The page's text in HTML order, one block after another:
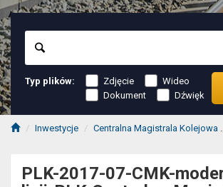
Typ plików: Zdjęcie
Wideo
Dokument
Dźwięk
Inwestycje Centralna Magistrala Kolejowa
PLK-2017-07-CMK-